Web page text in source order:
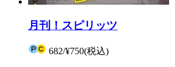
月刊！スピリッツ
682/¥750(税込)